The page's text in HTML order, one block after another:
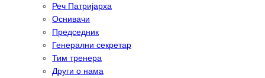
Реч Патријарха
Оснивачи
Председник
Генерални секретар
Тим тренера
Други о нама